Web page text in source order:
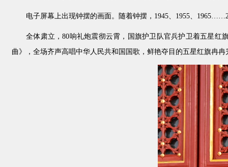
电子屏幕上出现钟摆的画面。随着钟摆，1945、1955、
全体肃立，80响礼炮震彻云霄，国旗护卫队官兵护卫着五星
曲》，全场齐声高唱中华人民共和国国歌，鲜艳夺目的五星红旗冉